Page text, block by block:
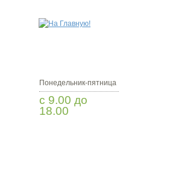
Понедельник-пятница
с 9.00 до
18.00